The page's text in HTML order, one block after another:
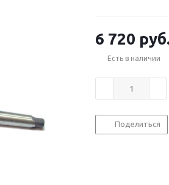
6 720
Есть в наличии
Поделиться